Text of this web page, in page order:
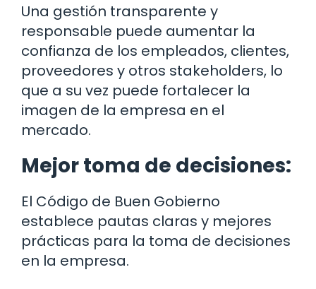
Una gestión transparente y
responsable puede aumentar la
confianza de los empleados, clientes,
proveedores y otros stakeholders, lo
que a su vez puede fortalecer la
imagen de la empresa en el
mercado.
Mejor toma de decisiones:
El Código de Buen Gobierno
establece pautas claras y mejores
prácticas para la toma de decisiones
en la empresa.